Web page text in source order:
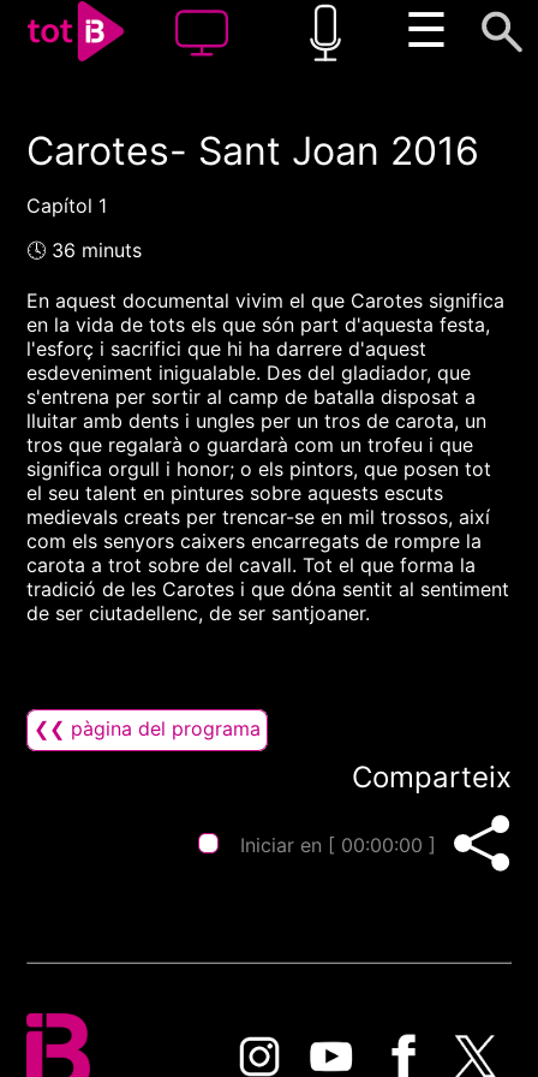
☰
00:00 00:00
Carotes- Sant Joan 2016
Capítol 1
🕓 36 minuts
En aquest documental vivim el que Carotes significa
en la vida de tots els que són part d'aquesta festa,
l'esforç i sacrifici que hi ha darrere d'aquest
esdeveniment inigualable. Des del gladiador, que
s'entrena per sortir al camp de batalla disposat a
lluitar amb dents i ungles per un tros de carota, un
tros que regalarà o guardarà com un trofeu i que
significa orgull i honor; o els pintors, que posen tot
el seu talent en pintures sobre aquests escuts
medievals creats per trencar-se en mil trossos, així
com els senyors caixers encarregats de rompre la
carota a trot sobre del cavall. Tot el que forma la
tradició de les Carotes i que dóna sentit al sentiment
de ser ciutadellenc, de ser santjoaner.
❮❮ pàgina del programa
Comparteix
Iniciar en [ 00:00:00 ]